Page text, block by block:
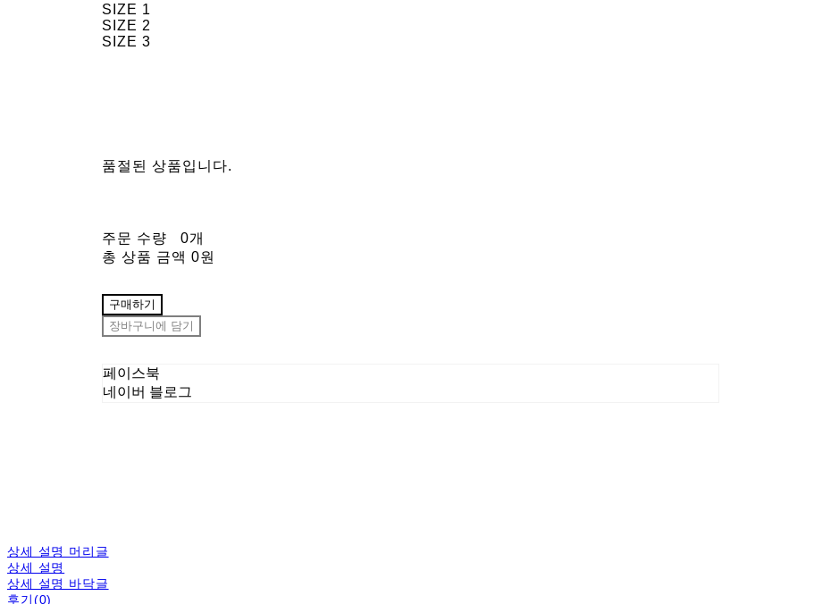
SIZE 1
SIZE 2
SIZE 3
품절된 상품입니다.
주문 수량
0개
총 상품 금액 0원
구매하기
장바구니에 담기
페이스북
네이버 블로그
상세 설명 머리글
상세 설명
상세 설명 바닥글
후기(0)